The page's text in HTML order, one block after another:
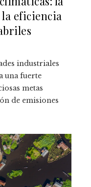
eficiencia
industriales
una fuerte
metas
de emisiones